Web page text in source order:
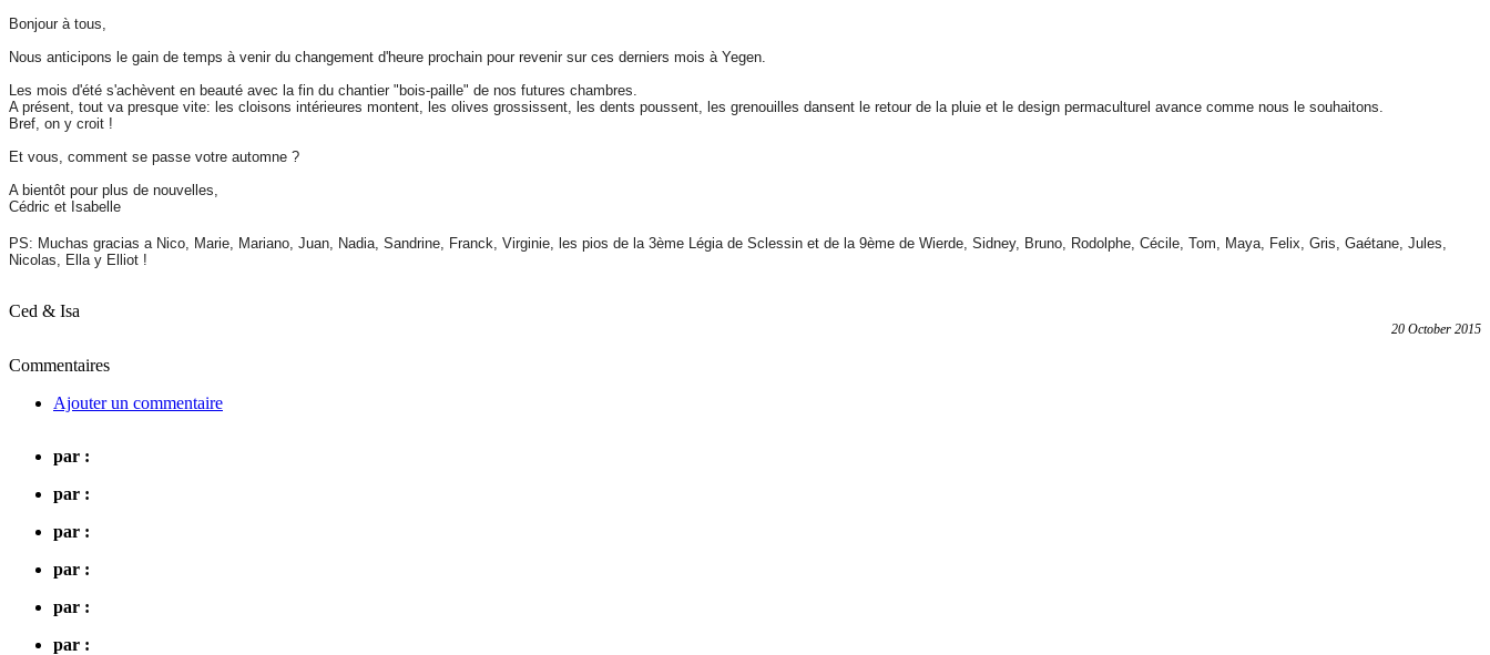
Bonjour à tous,
Nous anticipons le gain de temps à venir du changement d'heure prochain pour revenir sur ces derniers mois à Yegen.
Les mois d'été s'achèvent en beauté avec la fin du chantier "bois-paille" de nos futures chambres.
A présent, tout va presque vite: les cloisons intérieures montent, les olives grossissent, les dents poussent, les grenouilles dansent le retour de la pluie et le design permaculturel avance comme nous le souhaitons.
Bref, on y croit !
Et vous, comment se passe votre automne ?
A bientôt pour plus de nouvelles,
Cédric et Isabelle
PS: Muchas gracias a Nico, Marie, Mariano, Juan, Nadia, Sandrine, Franck, Virginie, les pios de la 3ème Légia de Sclessin et de la 9ème de Wierde, Sidney, Bruno, Rodolphe, Cécile, Tom, Maya, Felix, Gris, Gaétane, Jules,
Nicolas, Ella y Elliot !
Ced & Isa
20 October 2015
Commentaires
Ajouter un commentaire
par :
par :
par :
par :
par :
par :